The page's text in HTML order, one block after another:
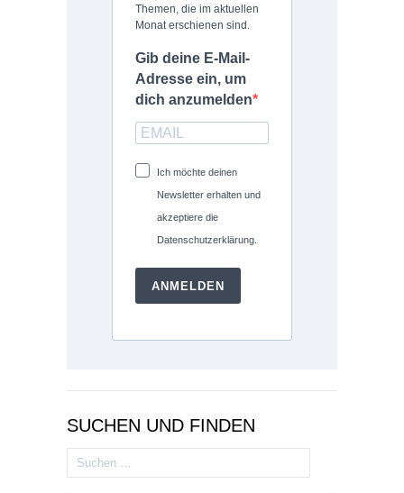
Themen, die im aktuellen
Monat erschienen sind.
Gib deine E-Mail-
Adresse ein, um
dich anzumelden
Ich möchte deinen
Newsletter erhalten und
akzeptiere die
Datenschutzerklärung.
ANMELDEN
SUCHEN UND FINDEN
Suchen
nach: